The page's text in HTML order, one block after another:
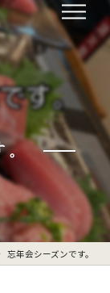
。
忘年会シーズンです。